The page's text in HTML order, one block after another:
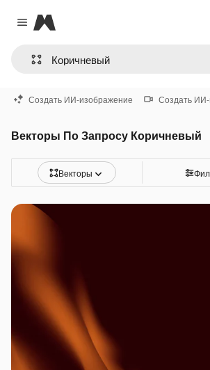
Close menu
Magnific
Создать ИИ-изображение Создать
Векторы По Запросу Коричневый
Векторы